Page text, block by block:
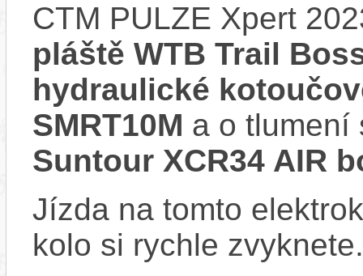
CTM PULZE Xpert
pláště WTB Trail
hydraulické
SMRT10M a o
Suntour XCR34 AIR
Jízda na tomto
kolo si rychle zvyknete.